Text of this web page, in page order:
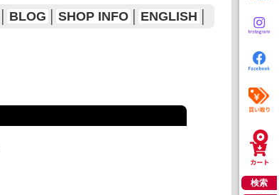
検索
BLOG SHOP INFO ENGLISH